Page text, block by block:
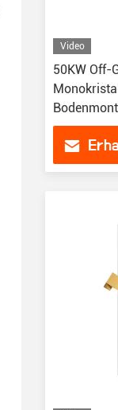
Video
50KW Off-
Batterie